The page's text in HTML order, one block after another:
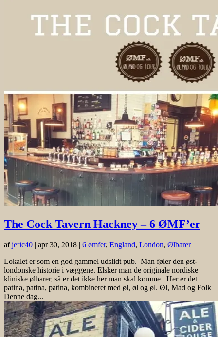
The Cock Tavern Hackney – 6 ØMF’er
afjeric40 | apr 30, 2018 | 6 ømfer, England, London, Ølbarer
Lokalet er som en god gammel udslidt pub. Man føler den øst-
londonske historie i væggene. Elsker man de originale nordiske
kliniske ølbarer, så er det ikke her man skal komme. Her er det
patina, patina, patina, kombineret med øl, øl og øl. Øl, Mad og Folk
Denne dag...